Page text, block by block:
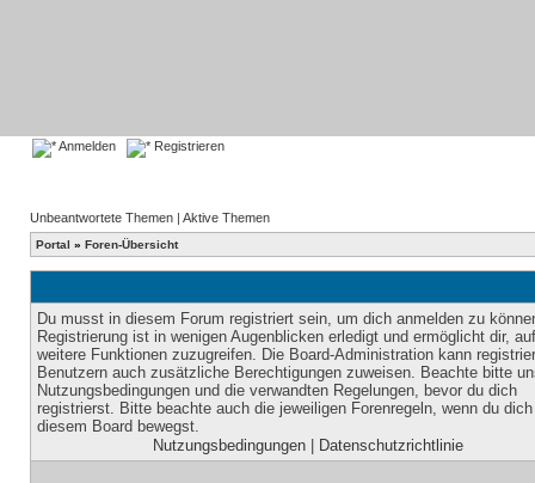
Anmelden Registrieren
Unbeantwortete Themen | Aktive Themen
Portal » Foren-Übersicht
Du musst in diesem Forum registriert sein, um dich anmelden zu
Registrierung ist in wenigen Augenblicken erledigt und ermöglicht dir, auf
weitere Funktionen zuzugreifen. Die Board-Administration kann
Benutzern auch zusätzliche Berechtigungen zuweisen. Beachte bitte
Nutzungsbedingungen und die verwandten Regelungen, bevor du dich
registrierst. Bitte beachte auch die jeweiligen Forenregeln, wenn du
diesem Board bewegst.
Nutzungsbedingungen| Datenschutzrichtlinie